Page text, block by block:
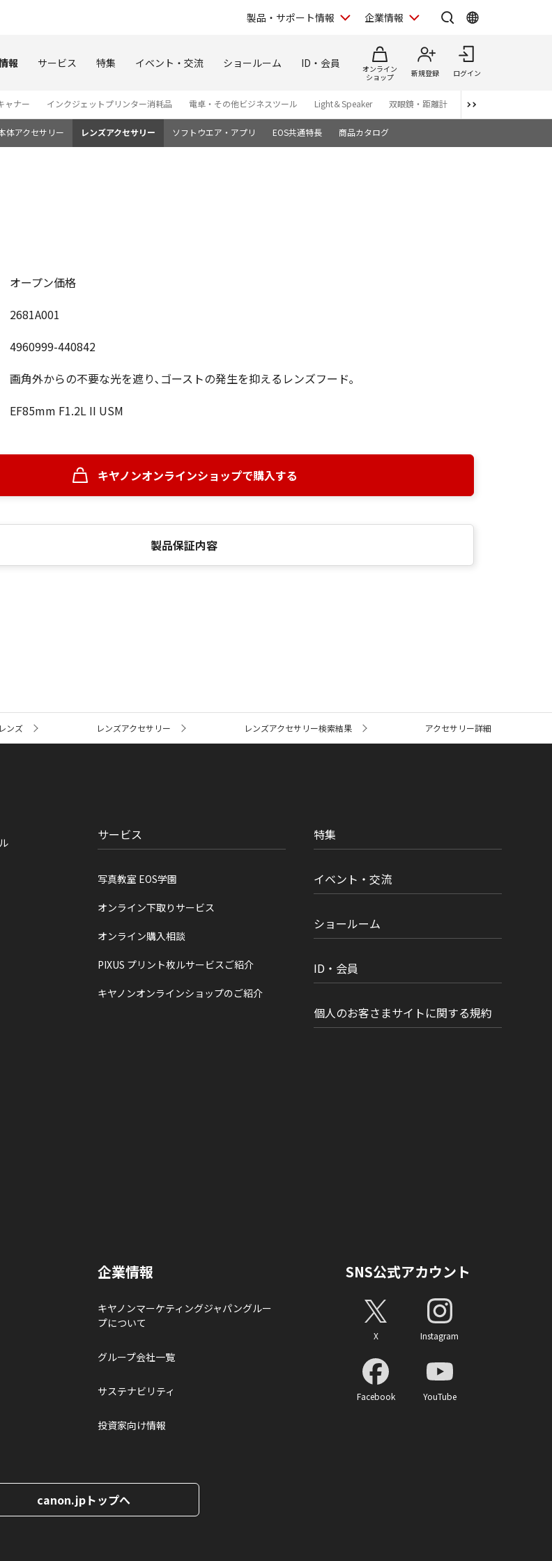
製品・サポート情報 企業情報
報 サービス 特集 イベント・交流 ショールーム ID・会員
オンライン
ショップ
新規登録 ログイン
ャナー インクジェットプリンター消耗品 電卓・その他ビジネスツール Light＆Speaker 双眼鏡・距離計 写真集
体アクセサリー レンズアクセサリー ソフトウエア・アプリ EOS共通特長 商品カタログ
オープン価格
2681A001
4960999-440842
画角外からの不要な光を遮り､ゴーストの発生を抑えるレンズフード｡
EF85mm F1.2L II USM
キヤノンオンラインショップで購入する
製品保証内容
ンズ レンズアクセサリー レンズアクセサリー検索結果 アクセサリー詳細
サービス
写真教室 EOS学園
オンライン下取りサービス
オンライン購入相談
PIXUS プリント枚ルサービスご紹介
キヤノンオンラインショップのご紹介
特集
イベント・交流
ショールーム
ID・会員
個人のお客さまサイトに関する規約
企業情報
キヤノンマーケティングジャパングルー
プについて
グループ会社一覧
サステナビリティ
投資家向け情報
SNS公式アカウント
X Instagram
Facebook YouTube
canon.jpトップへ